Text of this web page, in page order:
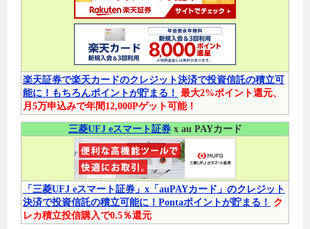
楽天証券で楽天カードのクレジット決済で投資信託の積立可
能に！もちろんポイントが貯まる！ 最大2%ポイント還元、
月5万申込みで年間12,000Pゲット可能！
三菱UFJ eスマート証券x au PAYカード
「三菱UFJ eスマート証券」x「auPAYカード」のクレジット
決済で投資信託の積立可能に！Pontaポイントが貯まる！
ク
レカ積立投信購入で0.5％還元